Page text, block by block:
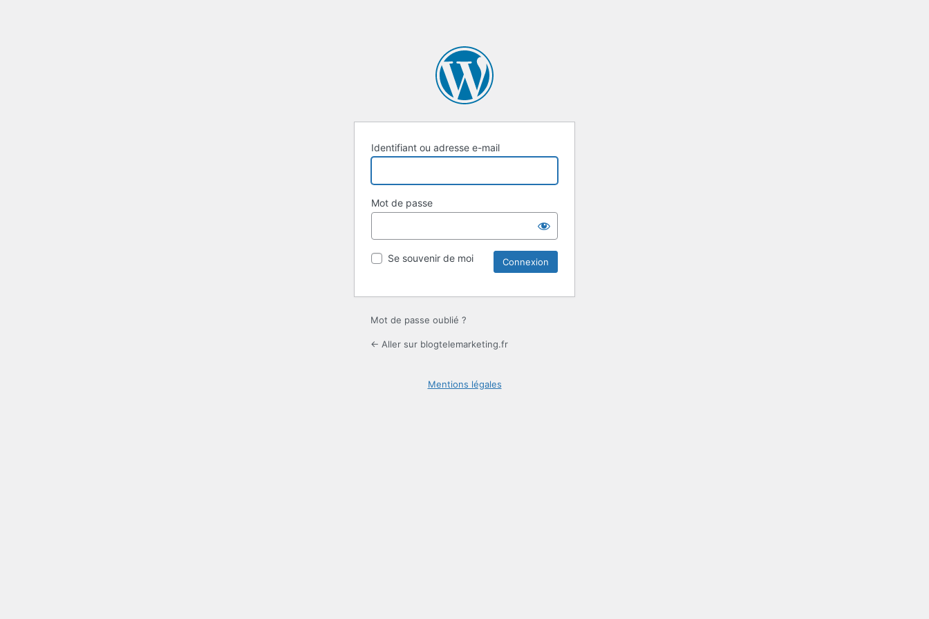
Identifiant ou adresse e-mail
Mot de passe
Se souvenir de moi
Mot de passe oublié ?
← Aller sur blogtelemarketing.fr
Mentions légales